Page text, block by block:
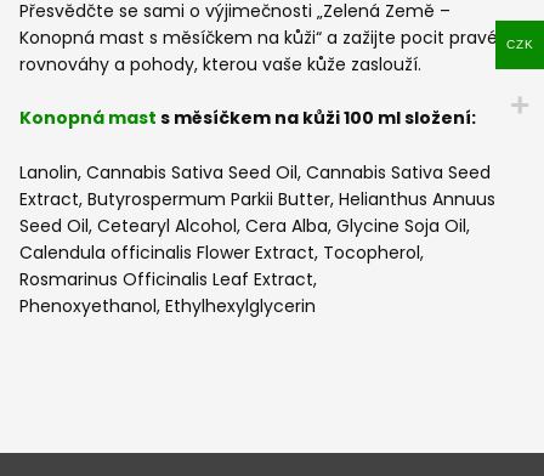
Přesvědčte se sami o výjimečnosti „Zelená Země –
Konopná mast s měsíčkem na kůži“ a zažijte pocit pravé
rovnováhy a pohody, kterou vaše kůže zaslouží.
Konopná mast s měsíčkem na kůži 100 ml složení:
Lanolin, Cannabis Sativa Seed Oil, Cannabis Sativa Seed
Extract, Butyrospermum Parkii Butter, Helianthus Annuus
Seed Oil, Cetearyl Alcohol, Cera Alba, Glycine Soja Oil,
Calendula officinalis Flower Extract, Tocopherol,
Rosmarinus Officinalis Leaf Extract,
Phenoxyethanol, Ethylhexylglycerin
CZK